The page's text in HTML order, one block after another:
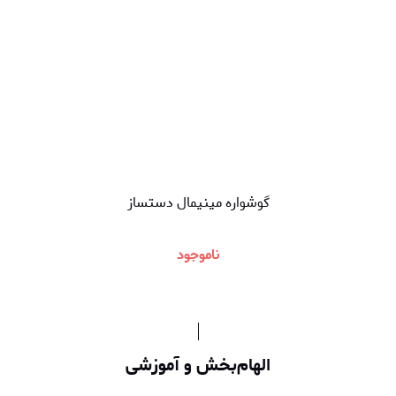
گوشواره مینیمال دستساز
ناموجود
الهام‌بخش و آموزشی